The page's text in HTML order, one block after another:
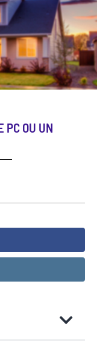
PC OU UN